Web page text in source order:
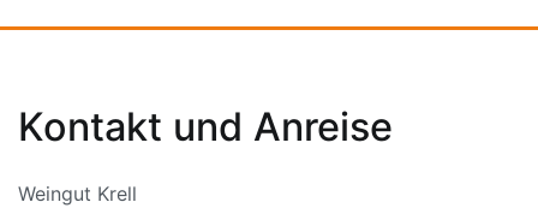
Kontakt und Anreise
Weingut Krell